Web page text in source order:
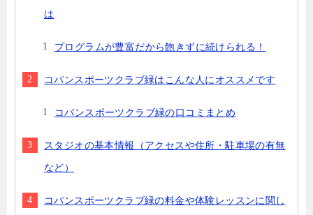
は
プログラムが豊富だから飽きずに続けられる！
コパンスポーツクラブ緑はこんな人にオススメです
コパンスポーツクラブ緑の口コミまとめ
スタジオの基本情報（アクセスや住所・駐車場の有無
など）
コパンスポーツクラブ緑の料金や体験レッスンに関し